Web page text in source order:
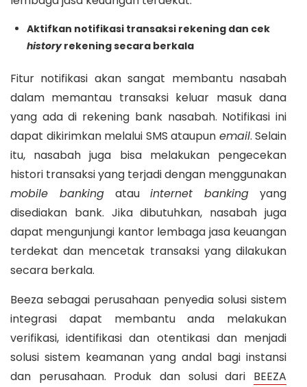
Aktifkan notifikasi transaksi rekening dan cek
historyrekening secara berkala
Fitur notifikasi akan sangat membantu nasabah
dalam memantau transaksi keluar masuk dana
yang ada di rekening bank nasabah. Notifikasi ini
dapat dikirimkan melalui SMS ataupun email. Selain
itu, nasabah juga bisa melakukan pengecekan
histori transaksi yang terjadi dengan menggunakan
mobile bankingatauinternet banking yang
disediakan bank. Jika dibutuhkan, nasabah juga
dapat mengunjungi kantor lembaga jasa keuangan
terdekat dan mencetak transaksi yang dilakukan
secara berkala.
Beeza sebagai perusahaan penyedia solusi sistem
integrasi dapat membantu anda melakukan
verifikasi, identifikasi dan otentikasi dan menjadi
solusi sistem keamanan yang andal bagi instansi
dan perusahaan. Produk dan solusi dari BEEZA